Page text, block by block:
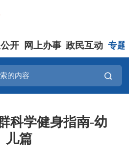
开 网上办事 政民互动 专题
科学健身指南-幼
儿篇